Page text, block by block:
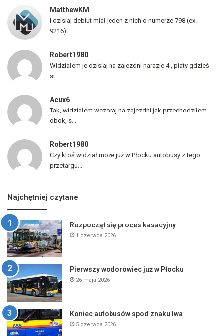
w
MatthewKM
I dzisiaj debiut miał jeden z nich o numerze 798 (ex.
9216)...
Robert1980
Widziałem je dzisiaj na zajezdni narazie 4 , piaty gdzieś
si...
Acux6
Tak, widziałem wczoraj na zajezdni jak przechodziłem
obok, s...
Robert1980
Czy ktoś widział może już w Płocku autobusy z tego
przetargu...
Najchętniej czytane
Rozpoczął się proces kasacyjny
1 czerwca 2026
Pierwszy wodorowiec już w Płocku
26 maja 2026
Koniec autobusów spod znaku lwa
5 czerwca 2026